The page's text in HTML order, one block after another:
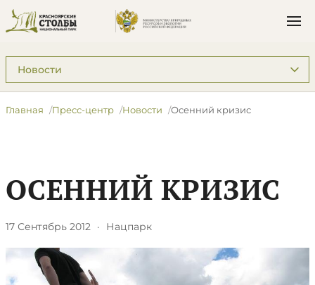
Подразделы: Пресс-центр
Главная Пресс-центр Новости Осенний кризис
ОСЕННИЙ КРИЗИС
17 Сентябрь 2012 · Нацпарк